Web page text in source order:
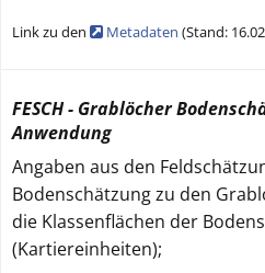
Link zu den Metadaten (Stand:
FESCH - Grablöcher
Anwendung
Angaben aus den
Bodenschätzung zu den
die Klassenflächen der
(Kartiereinheiten);